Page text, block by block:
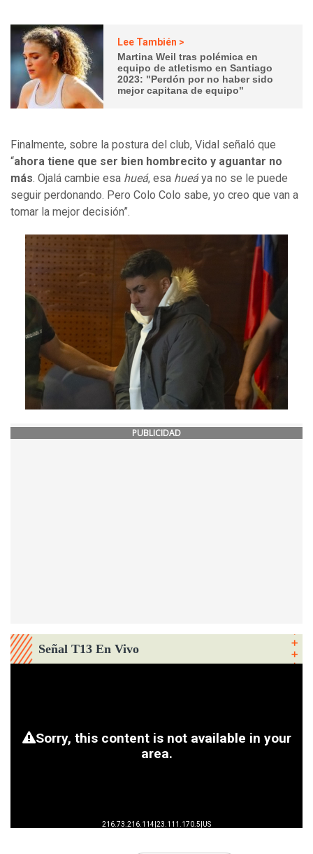
Lee También >
Martina Weil tras polémica en
equipo de atletismo en Santiago
2023: "Perdón por no haber sido
mejor capitana de equipo"
Finalmente, sobre la postura del club, Vidal señaló que
“ahora tiene que ser bien hombrecito y aguantar no
más . Ojalá cambie esa hueá, esa hueáya no se le puede
seguir perdonando. Pero Colo Colo sabe, yo creo que van a
tomar la mejor decisión”.
PUBLICIDAD
Señal T13 En Vivo